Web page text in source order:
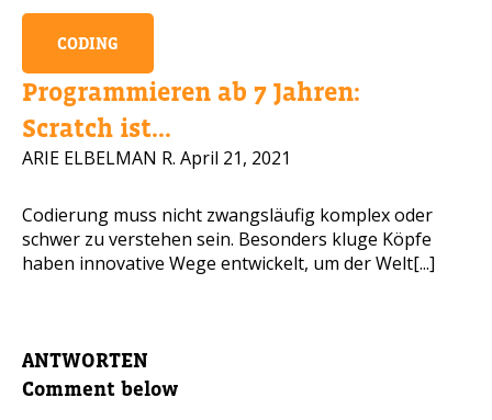
CODING
Programmieren ab 7 Jahren:
Scratch ist...
ARIE ELBELMAN R. April 21, 2021
Codierung muss nicht zwangsläufig komplex oder
schwer zu verstehen sein. Besonders kluge Köpfe
haben innovative Wege entwickelt, um der Welt[...]
ANTWORTEN
Comment below